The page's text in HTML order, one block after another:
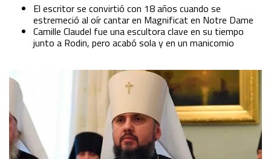
El escritor se convirtió con 18 años cuando se
estremeció al oír cantar en Magnificat en Notre Dame
Camille Claudel fue una escultora clave en su tiempo
junto a Rodin, pero acabó sola y en un manicomio